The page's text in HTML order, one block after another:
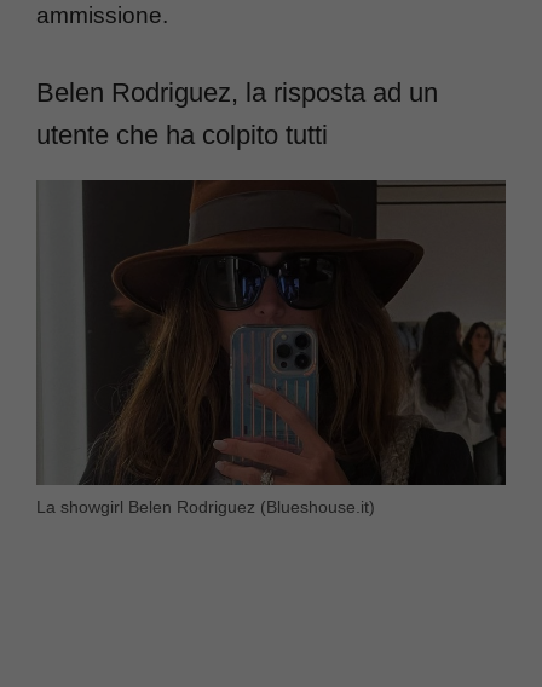
ammissione.
Belen Rodriguez, la risposta ad un
utente che ha colpito tutti
La showgirl Belen Rodriguez (Blueshouse.it)